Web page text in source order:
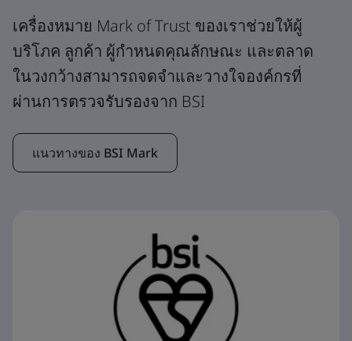
เครื่องหมาย Mark of Trust ของเราช่วยให้ผู้
บริโภค ลูกค้า ผู้กำหนดคุณลักษณะ และตลาด
ในวงกว้างสามารถจดจำและวางใจองค์กรที่
ผ่านการตรวจรับรองจาก BSI
แนวทางของ BSI Mark